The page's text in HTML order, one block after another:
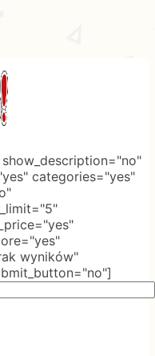
categories="yes"
wyników"